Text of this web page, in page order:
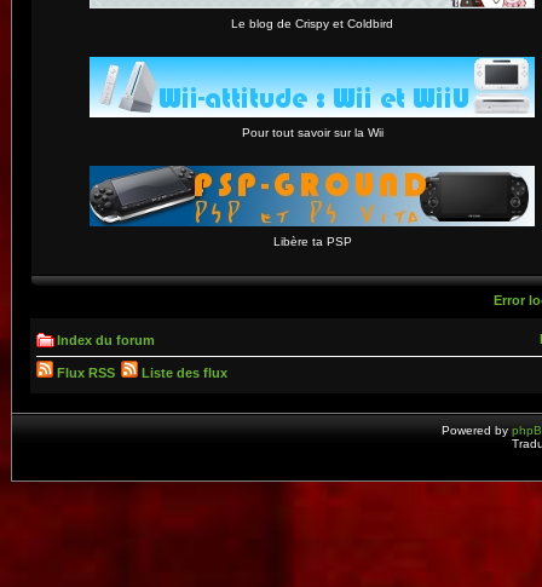
Le blog de Crispy et Coldbird
Pour tout savoir sur la Wii
Libère ta PSP
Error
Index du forum
Flux RSS Liste des flux
Powered by